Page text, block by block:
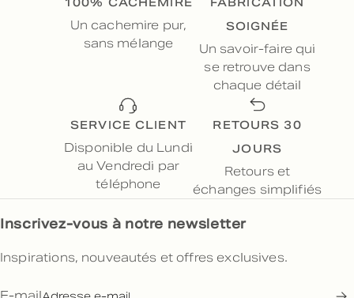
Un cachemire pur,
sans mélange
SOIGNÉE
Un savoir-faire qui
se retrouve dans
chaque détail
SERVICE CLIENT
Disponible du Lundi
au Vendredi par
téléphone
RETOURS 30
JOURS
Retours et
échanges simplifiés
Inscrivez-vous à notre newsletter
Inspirations, nouveautés et offres exclusives.